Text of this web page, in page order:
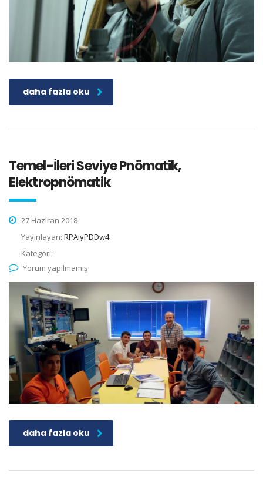
daha fazla oku
Temel-İleri Seviye Pnömatik,
Elektropnömatik
27 Haziran 2018
Yayınlayan: RPAiyPDDw4
Kategori:
Yorum yapılmamış
daha fazla oku